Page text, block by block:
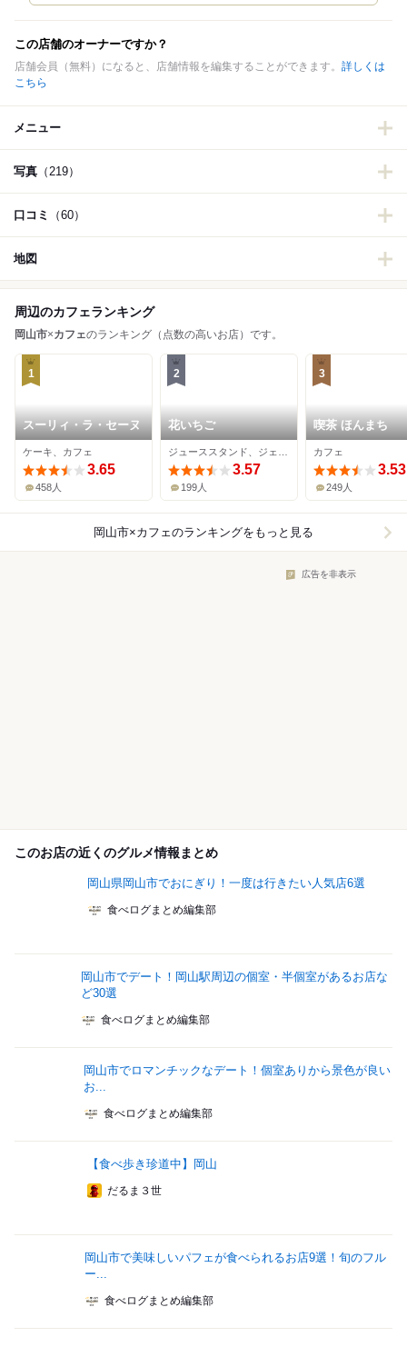
この店舗のオーナーですか？
店舗会員（無料）になると、店舗情報を編集することができます。 詳しくは
こちら
メニュー
写真 （219）
口コミ （60）
地図
周辺のカフェランキング
岡山市×カフェのランキング（点数の高いお店）です。
1
スーリィ・ラ・セーヌ
ケーキ、カフェ
3.65
458人
2
花いちご
3.57
199人
3
喫茶 ほんまち
カフェ
3.53
249人
岡山市×カフェのランキングをもっと見る
広告を非表示
このお店の近くのグルメ情報まとめ
岡山県岡山市でおにぎり！一度は行きたい人気店6選
食べログまとめ編集部
岡山市でデート！岡山駅周辺の個室・半個室があるお店な
ど30選
食べログまとめ編集部
岡山市でロマンチックなデート！個室ありから景色が良い
お...
食べログまとめ編集部
【食べ歩き珍道中】岡山
だるま３世
岡山市で美味しいパフェが食べられるお店9選！旬のフル
ー...
食べログまとめ編集部